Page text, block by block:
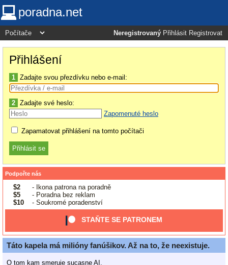
poradna.net
Neregistrovaný Přihlásit Registrovat
Přihlášení
1 Zadajte svou přezdívku nebo e-mail:
2 Zadajte své heslo:
Zapomenuté heslo
Zapamatovat přihlášení na tomto počítači
Podpořte nás
$2
- Ikona patrona na poradně
$5
- Poradna bez reklam
$10
- Soukromé poradenství
STAŇTE SE PATRONEM
Táto kapela má milióny fanúšikov. Až na to, že neexistuje.
O tom kam smeruje sucasne AI.